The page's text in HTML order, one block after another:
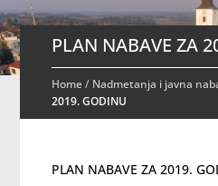
PLAN NABAVE ZA
Home/ Nadmetanja i javna
2019. GODINU
PLAN NABAVE ZA 2019.